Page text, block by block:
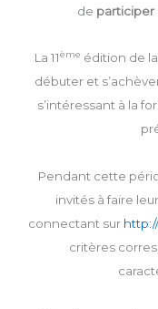
de participer
La 11ème édition de
débuter et
s’intéressant à la
Pendant cette
invités à faire
connectant sur
critères